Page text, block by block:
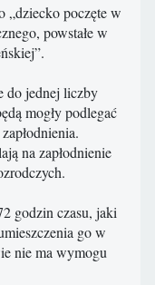
„dziecko poczęte w
powstałe w
do jednej liczby
mogły podlegać
na zapłodnienie
godzin czasu, jaki
go w
nie ma wymogu